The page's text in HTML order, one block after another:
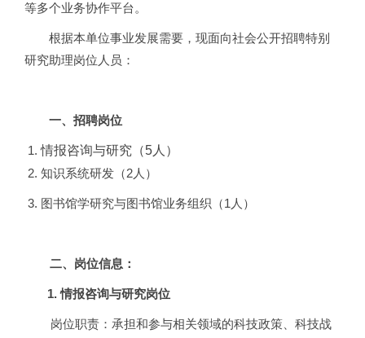
等多个业务协作平台。
根据本单位事业发展需要，现面向社会公开招聘特别
研究助理岗位人员：
一、招聘岗位
情报咨询与研究（5人）
知识系统研发（2人）
图书馆学研究与图书馆业务组织（1人）
二、岗位信息：
1.情报咨询与研究岗位
岗位职责：承担和参与相关领域的科技政策、科技战